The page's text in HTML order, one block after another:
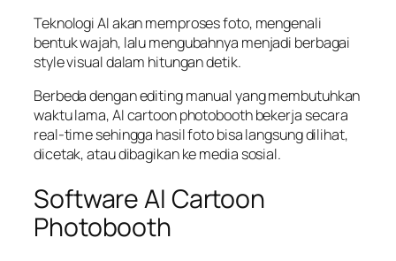
Teknologi AI akan memproses foto, mengenali
bentuk wajah, lalu mengubahnya menjadi berbagai
style visual dalam hitungan detik.
Berbeda dengan editing manual yang membutuhkan
waktu lama, AI cartoon photobooth bekerja secara
real-time sehingga hasil foto bisa langsung dilihat,
dicetak, atau dibagikan ke media sosial.
Software AI Cartoon
Photobooth